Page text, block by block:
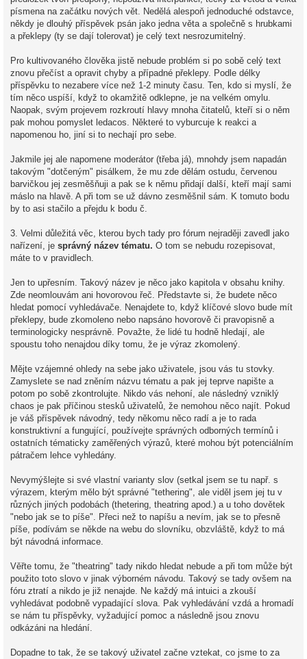
písmena na začátku nových vět. Nedělá alespoň jednoduché odstavce,
někdy je dlouhý příspěvek psán jako jedna věta a společně s hrubkami
a překlepy (ty se dají tolerovat) je celý text nesrozumitelný.
Pro kultivovaného člověka jistě nebude problém si po sobě celý text
znovu přečíst a opravit chyby a případné překlepy. Podle délky
příspěvku to nezabere více než 1-2 minuty času. Ten, kdo si myslí, že
tím něco uspíší, když to okamžitě odklepne, je na velkém omylu.
Naopak, svým projevem rozkroutí hlavy mnoha čitatelů, kteří si o něm
pak mohou pomyslet ledacos. Některé to vyburcuje k reakci a
napomenou ho, jiní si to nechají pro sebe.
Jakmile jej ale napomene moderátor (třeba já), mnohdy jsem napadán
takovým "dotčeným" pisálkem, že mu zde dělám ostudu, červenou
barvičkou jej zesměšňuji a pak se k němu přidají další, kteří mají sami
máslo na hlavě. A při tom se už dávno zesměšnil sám. K tomuto bodu
by to asi stačilo a přejdu k bodu č.
3. Velmi důležitá věc, kterou bych tady pro fórum nejraději zavedl jako
nařízení, je správný název tématu. O tom se nebudu rozepisovat,
máte to v pravidlech.
Jen to upřesním. Takový název je něco jako kapitola v obsahu knihy.
Zde neomlouvám ani hovorovou řeč. Představte si, že budete něco
hledat pomocí vyhledávače. Nenajdete to, když klíčové slovo bude mít
překlepy, bude zkomoleno nebo napsáno hovorově či pravopisně a
terminologicky nesprávně. Považte, že lidé tu hodně hledají, ale
spoustu toho nenajdou díky tomu, že je výraz zkomolený.
Mějte vzájemné ohledy na sebe jako uživatele, jsou vás tu stovky.
Zamyslete se nad zněním názvu tématu a pak jej teprve napište a
potom po sobě zkontrolujte. Nikdo vás nehoní, ale následný vzniklý
chaos je pak příčinou stesků uživatelů, že nemohou něco najít. Pokud
je váš příspěvek návodný, tedy někomu něco radí a je to rada
konstruktivní a fungující, používejte správných odborných termínů i
ostatních tématicky zaměřených výrazů, které mohou být potenciálním
pátračem lehce vyhledány.
Nevymýšlejte si své vlastní varianty slov (setkal jsem se tu např. s
výrazem, kterým mělo být správné "tethering", ale viděl jsem jej tu v
různých jiných podobách (thetering, theatring apod.) a u toho dovětek
"nebo jak se to píše". Přeci než to napíšu a nevím, jak se to přesně
píše, podívám se někde na webu do slovníku, obzvláště, když to má
být návodná informace.
Věřte tomu, že "theatring" tady nikdo hledat nebude a při tom může být
použito toto slovo v jinak výborném návodu. Takový se tady ovšem na
fóru ztratí a nikdo je již nenajde. Ne každý má intuici a zkouší
vyhledávat podobně vypadající slova. Pak vyhledávání vzdá a hromadí
se nám tu příspěvky, vyžadující pomoc a následně jsou znovu
odkázáni na hledání.
Dopadne to tak, že se takový uživatel začne vztekat, co jsme to za